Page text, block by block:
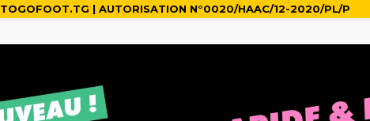
TOGOFOOT.TG | AUTORISATION N°0020/HAAC/12-2020/PL/P